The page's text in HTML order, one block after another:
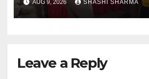
AUG 9, 2026 SHASHI SHARMA
Leave a Reply